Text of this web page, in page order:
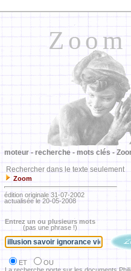
Zoom
moteur - recherche - mots clés -
Rechercher dans le texte seulement
Zoom
édition originale 31-07-2002
actualisée le 20-05-2008
Entrez un ou plusieurs mots
(pas une phrase !)
ET
OU